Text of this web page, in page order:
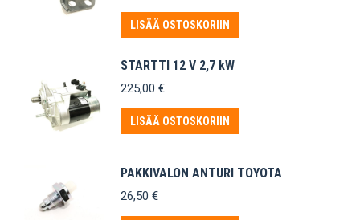
LISÄÄ OSTOSKORIIN
STARTTI 12 V 2,7 kW
225,00 €
LISÄÄ OSTOSKORIIN
PAKKIVALON ANTURI TOYOTA
26,50 €